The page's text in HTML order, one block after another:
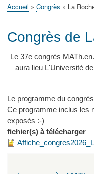
Accueil
Actualités
MATh.en.JEANS ?
Régions et Ateliers
Créer, gérer un
Sujets/Publications
Congrès
d'Ariane
Accueil Congrès La
Congrès de
Le 37e congrès
aura lieu L'Université
Le programme du
Ce programme inclus les
exposés :-)
fichier(s) à télécharger